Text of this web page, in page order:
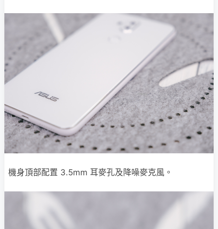
機身頂部配置 3.5mm 耳麥孔及降噪麥克風。